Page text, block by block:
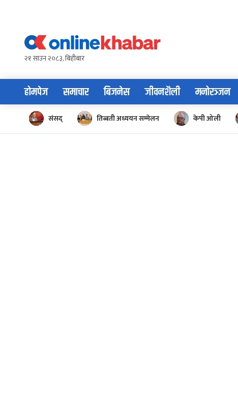
content२१ साउन २०८३, बिहीबार
होमपेज समाचार बिजनेस जीवनशैली मनोरञ्जन
संसद् तिब्बती अध्ययन सम्मेलन केपी ओली